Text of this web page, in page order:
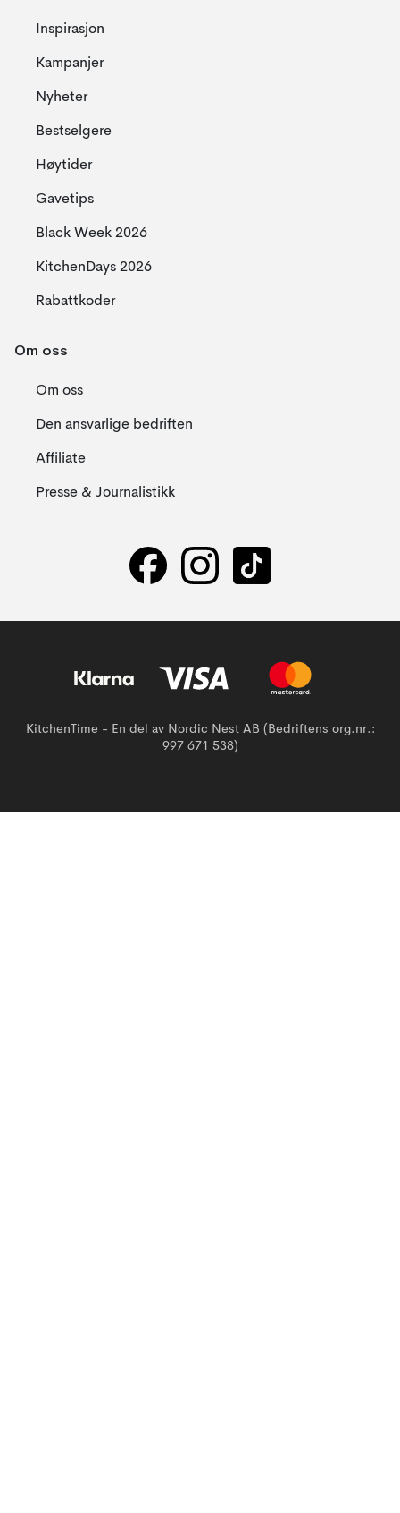
Inspirasjon
Kampanjer
Nyheter
Bestselgere
Høytider
Gavetips
Black Week 2026
KitchenDays 2026
Rabattkoder
Om oss
Om oss
Den ansvarlige bedriften
Affiliate
Presse & Journalistikk
KitchenTime - En del av Nordic Nest AB (Bedriftens org.nr.:
997 671 538)